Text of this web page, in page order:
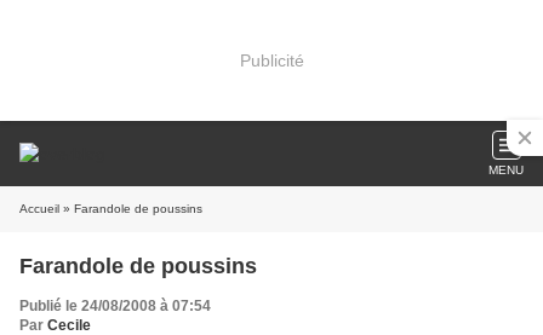
Publicité
MENU
Accueil » Farandole de poussins
Farandole de poussins
Publié le 24/08/2008 à 07:54
Par Cecile